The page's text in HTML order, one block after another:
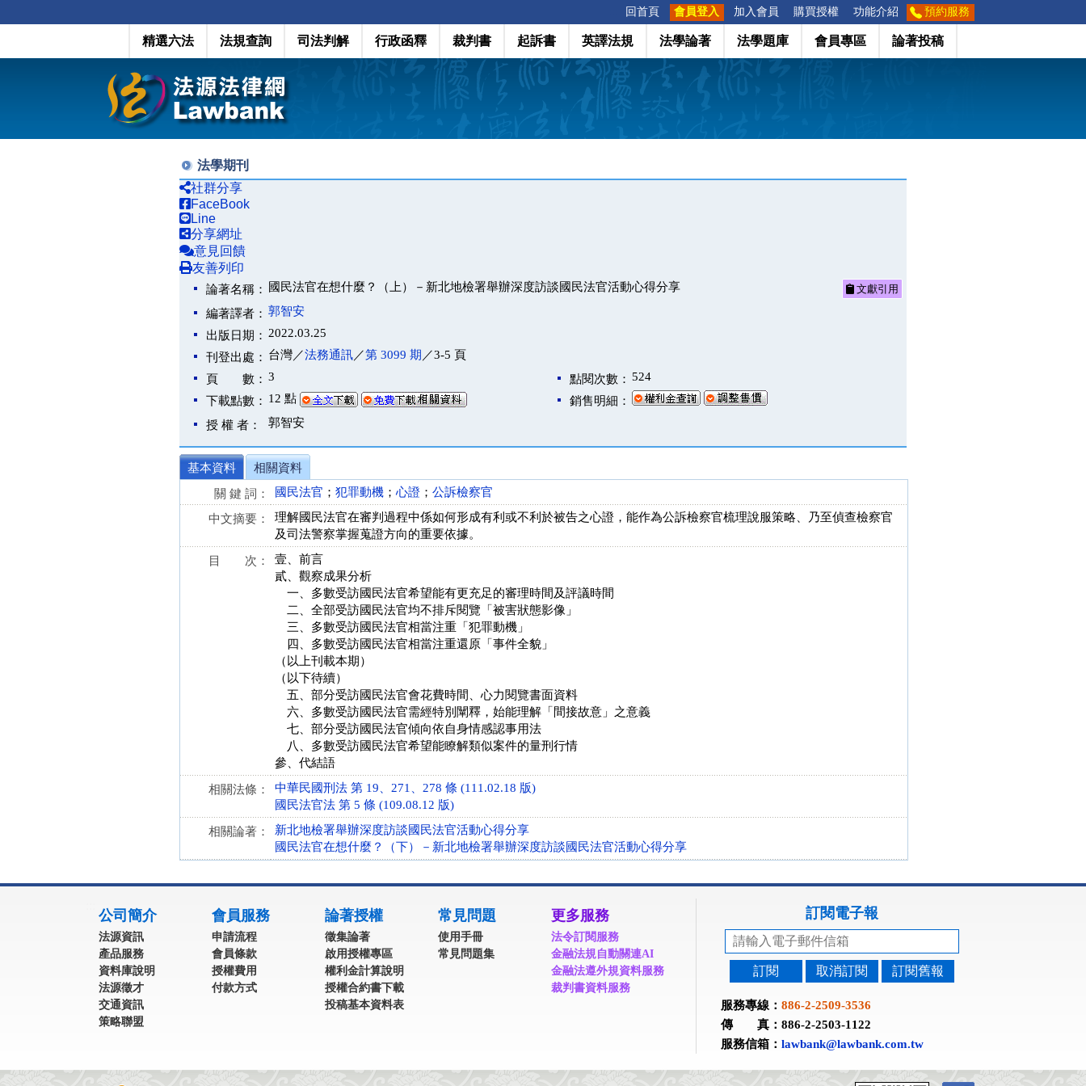
回首頁 會員登入 加入會員 購買授權 功能介紹 預約服務
精選六法 法規查詢 司法判解 行政函釋 裁判書 起訴書 英譯法規 法學論著 法學題庫 會員專區 論著投稿
法學期刊
社群分享
FaceBook
Line
分享網址
意見回饋
友善列印
論著名稱： 國民法官在想什麼？（上）－新北地檢署舉辦深度訪談國民法官活動心得分享 文獻引用
編著譯者： 郭智安
出版日期： 2022.03.25
刊登出處： 台灣／法務通訊／第 3099 期 ／3-5 頁
頁 數： 3 點閱次數： 524
下載點數： 12 點
銷售明細：
授 權 者：
郭智安
基本資料
相關資料
關 鍵 詞：
國民法官 ； 犯罪動機 ； 心證 ； 公訴檢察官
中文摘要：
理解國民法官在審判過程中係如何形成有利或不利於被告之心證，能作為公訴檢察官梳理說服策略、乃至偵查檢察官
及司法警察掌握蒐證方向的重要依據。
目 次：
壹、前言
貳、觀察成果分析
一、多數受訪國民法官希望能有更充足的審理時間及評議時間
二、全部受訪國民法官均不排斥閱覽「被害狀態影像」
三、多數受訪國民法官相當注重「犯罪動機」
四、多數受訪國民法官相當注重還原「事件全貌」
（以上刊載本期）
（以下待續）
五、部分受訪國民法官會花費時間、心力閱覽書面資料
六、多數受訪國民法官需經特別闡釋，始能理解「間接故意」之意義
七、部分受訪國民法官傾向依自身情感認事用法
八、多數受訪國民法官希望能瞭解類似案件的量刑行情
參、代結語
相關法條：
中華民國刑法 第 19、271、278 條 (111.02.18 版)
國民法官法 第 5 條 (109.08.12 版)
相關論著：
新北地檢署舉辦深度訪談國民法官活動心得分享
國民法官在想什麼？（下）－新北地檢署舉辦深度訪談國民法官活動心得分享
公司簡介
法源資訊
產品服務
資料庫說明
法源徵才
交通資訊
策略聯盟
會員服務
申請流程
會員條款
授權費用
付款方式
論著授權
徵集論著
啟用授權專區
權利金計算說明
授權合約書下載
投稿基本資料表
常見問題
使用手冊
常見問題集
更多服務
法令訂閱服務
金融法規自動關連AI
金融法遵外規資料服務
裁判書資料服務
訂閱電子報
訂閱 取消訂閱 訂閱舊報
服務專線： 886-2-2509-3536
傳 真：886-2-2503-1122
服務信箱： lawbank@lawbank.com.tw